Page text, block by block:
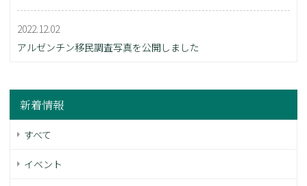
2022.12.02
アルゼンチン移民調査写真を公開しました
新着情報
すべて
イベント